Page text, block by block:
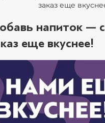
заказ еще
напиток —
еще вкуснее!